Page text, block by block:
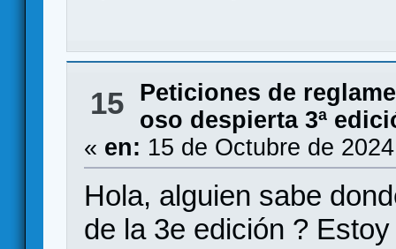
15
Peticiones de
oso despierta 3ª
« en: 15 de Octubre de
Hola, alguien sabe
de la 3e edición ?